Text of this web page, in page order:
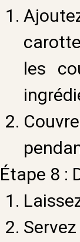
les
Étape 8 :